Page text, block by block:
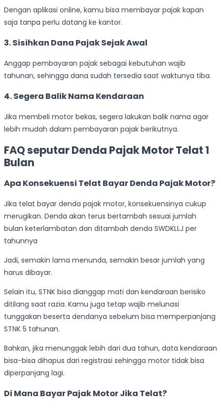
Dengan aplikasi online, kamu bisa membayar pajak kapan
saja tanpa perlu datang ke kantor.
3.Sisihkan Dana Pajak Sejak Awal
Anggap pembayaran pajak sebagai kebutuhan wajib
tahunan, sehingga dana sudah tersedia saat waktunya tiba.
4.Segera Balik Nama Kendaraan
Jika membeli motor bekas, segera lakukan balik nama agar
lebih mudah dalam pembayaran pajak berikutnya.
FAQ seputar Denda Pajak Motor Telat 1
Bulan
Apa Konsekuensi Telat Bayar Denda Pajak Motor?
Jika telat bayar denda pajak motor, konsekuensinya cukup
merugikan. Denda akan terus bertambah sesuai jumlah
bulan keterlambatan dan ditambah denda SWDKLLJ per
tahunnya
Jadi, semakin lama menunda, semakin besar jumlah yang
harus dibayar.
Selain itu, STNK bisa dianggap mati dan kendaraan berisiko
ditilang saat razia. Kamu juga tetap wajib melunasi
tunggakan beserta dendanya sebelum bisa memperpanjang
STNK 5 tahunan.
Bahkan, jika menunggak lebih dari dua tahun, data kendaraan
bisa-bisa dihapus dari registrasi sehingga motor tidak bisa
diperpanjang lagi.
Di Mana Bayar Pajak Motor Jika Telat?